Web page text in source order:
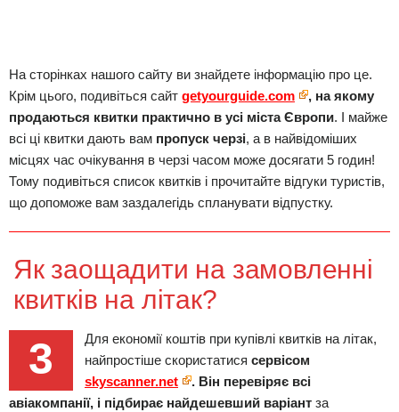
На сторінках нашого сайту ви знайдете інформацію про це.
Крім цього, подивіться сайт getyourguide.com
, на якому
продаються квитки практично в усі міста Європи. І майже
всі ці квитки дають вам пропуск черзі, а в найвідоміших
місцях час очікування в черзі часом може досягати 5 годин!
Тому подивіться список квитків і прочитайте відгуки туристів,
що допоможе вам заздалегідь спланувати відпустку.
Як заощадити на замовленні
квитків на літак?
3
Для економії коштів при купівлі квитків на літак,
найпростіше скористатися сервісом
skyscanner.net
. Він перевіряє всі
авіакомпанії, і підбирає найдешевший варіант за